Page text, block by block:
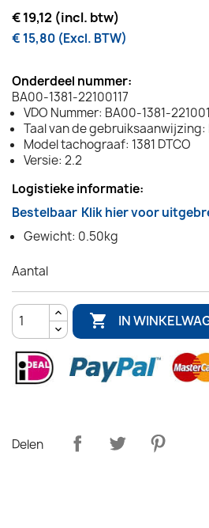
€ 19,12 (incl. btw)
€ 15,80 (Excl. BTW)
Onderdeel nummer:
BA00-1381-22100117
VDO Nummer: BA00-1381-
Taal van de gebruiksaanwijzing:
Model tachograaf: 1381 DTCO
Versie: 2.2
Logistieke informatie:
Bestelbaar Klik hier voor
Gewicht: 0.50kg
Aantal
 IN
Delen